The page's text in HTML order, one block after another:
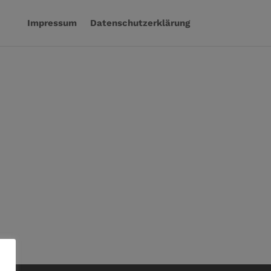
Impressum Datenschutzerklärung